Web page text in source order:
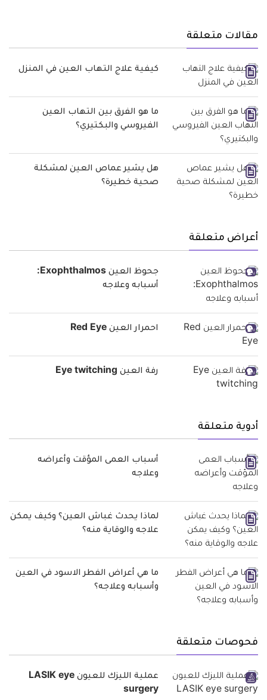
مقالات متعلقة
كيفية علاج التهاب العين في المنزل
ما هو الفرق بين التهاب العين
الفيروسي والبكتيري؟
هل يشير عماص العين لمشكلة
صحية خطيرة؟
أعراض متعلقة
جحوظ العين Exophthalmos:
أسبابه وعلاجه
احمرار العين Red Eye
رفة العين Eye twitching
أدوية متعلقة
أسباب العمى المؤقت وأعراضه
وعلاجه
لماذا يحدث غباش العين؟ وكيف يمكن
علاجه والوقاية منه؟
ما هي أعراض الفطر الاسود في العين
وأسبابه وعلاجه؟
فحوصات متعلقة
عملية الليزك للعيون LASIK eye
surgery